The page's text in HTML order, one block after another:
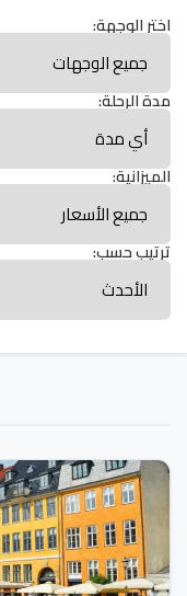
اختر الوجهة:
مدة الرحلة:
الميزانية:
ترتيب حسب: